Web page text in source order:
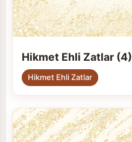
Hikmet Ehli Zatlar (4)
Hikmet Ehli Zatlar